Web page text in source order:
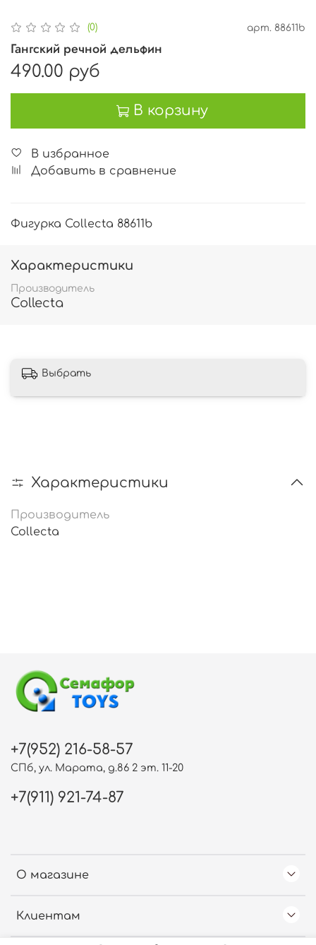
(0) арт. 88611b
Гангский речной дельфин
490.00 руб
В корзину
В избранное
Добавить в сравнение
Фигурка Collecta 88611b
Характеристики
Производитель
Collecta
Выбрать
Характеристики
Производитель
Collecta
О магазине
Клиентам
+7(952) 216-58-57
СПб, ул. Марата, д.86 2 эт. 11-20
+7(911) 921-74-87